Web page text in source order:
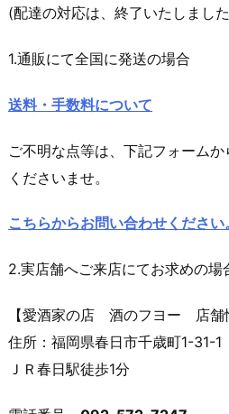
(配達の対応は、終了いたしました
1.通販にて全国に発送の場合
送料・手数料について
ご不明な点等は、下記フォーム
くださいませ。
こちらからお問い合わせください。
2.実店舗へご来店にてお求めの場
【愛酒家の店 酒のフヨー 店舗
住所：福岡県春日市千歳町1-31-1
ＪＲ春日駅徒歩1分